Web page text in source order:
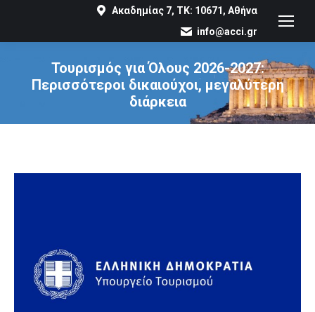
Ακαδημίας 7, ΤΚ: 10671, Αθήνα
info@acci.gr
Τουρισμός για Όλους 2026-2027:
Περισσότεροι δικαιούχοι, μεγαλύτερη
διάρκεια
You are here: